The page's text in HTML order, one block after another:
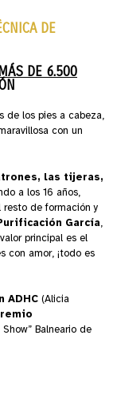
DE
DE 6.500
de los pies a cabeza,
con un
las tijeras,
a los 16 años,
de formación y
García,
principal es el
con amor, ¡todo es
ADHC (Alicia
Balneario de